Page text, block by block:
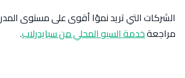
الشركات التي تريد نموًا أقوى على مستوى
مراجعةخدمة السيو المحلي من سبايدرلاب.